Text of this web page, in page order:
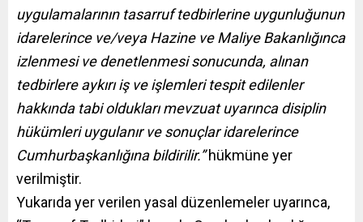
uygulamalarının tasarruf tedbirlerine uygunluğunun
idarelerince ve/veya Hazine ve Maliye Bakanlığınca
izlenmesi ve denetlenmesi sonucunda, alınan
tedbirlere aykırı iş ve işlemleri tespit edilenler
hakkında tabi oldukları mevzuat uyarınca disiplin
hükümleri uygulanır ve sonuçlar idarelerince
Cumhurbaşkanlığına bildirilir.”hükmüne yer
verilmiştir.
Yukarıda yer verilen yasal düzenlemeler uyarınca,